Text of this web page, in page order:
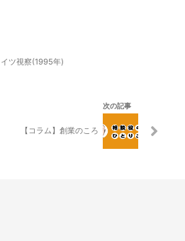
イツ視察(1995年)
次の記事
【コラム】創業のころ